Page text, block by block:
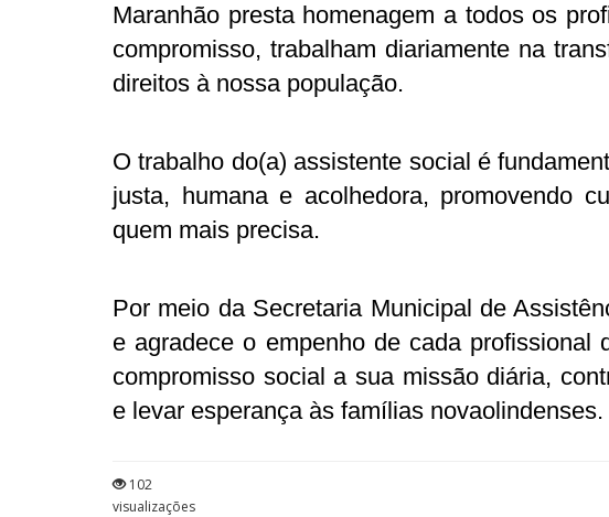
Maranhão presta homenagem a todos os
compromisso, trabalham diariamente na
direitos à nossa população.
O trabalho do(a) assistente social é
justa, humana e acolhedora, promovendo
quem mais precisa.
Por meio da Secretaria Municipal de
e agradece o empenho de cada
compromisso social a sua missão diária,
e levar esperança às famílias novaolindenses.
102
visualizações